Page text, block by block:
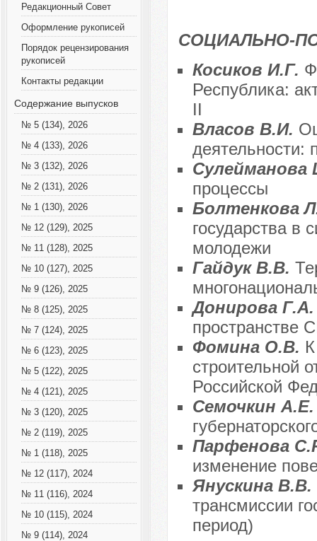
Редакционный Совет
Оформление рукописей
Порядок рецензирования
рукописей
Контакты редакции
Содержание выпусков
№ 5 (134), 2026
№ 4 (133), 2026
№ 3 (132), 2026
№ 2 (131), 2026
№ 1 (130), 2026
№ 12 (129), 2025
№ 11 (128), 2025
№ 10 (127), 2025
№ 9 (126), 2025
№ 8 (125), 2025
№ 7 (124), 2025
№ 6 (123), 2025
№ 5 (122), 2025
№ 4 (121), 2025
№ 3 (120), 2025
№ 2 (119), 2025
№ 1 (118), 2025
№ 12 (117), 2024
№ 11 (116), 2024
№ 10 (115), 2024
№ 9 (114), 2024
СОЦИАЛЬНО-
Косиков И.Г.
Республика:
II
Власов В.И.
деятельности:
процессы
Болтенкова
государства в
молодежи
Гайдук В.В.
Донирова
пространстве
Фомина О.В.
строительной
Российской
Семочкин
Парфенова
изменение
Янускина В.В.
трансмиссии
период)